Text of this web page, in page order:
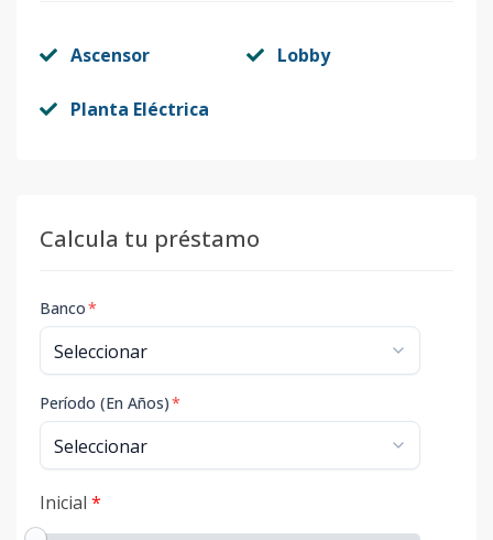
Ascensor Lobby
Planta Eléctrica
Calcula tu préstamo
Banco*
Período (En Años)*
Inicial *